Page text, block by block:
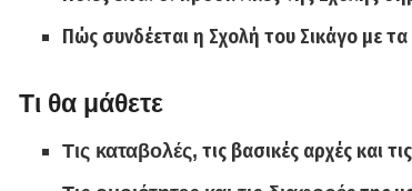
Πώς συνδέεται η Σχολή του Σικάγο με
Τι θα μάθετε
Τις καταβολές, τις βασικές αρχές και